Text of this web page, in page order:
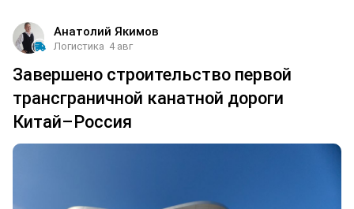
Анатолий Якимов
Логистика 4 авг
Завершено строительство первой
трансграничной канатной дороги
Китай–Россия